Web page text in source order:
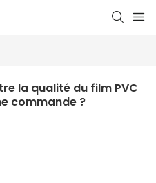
la qualité du film PVC
commande ?